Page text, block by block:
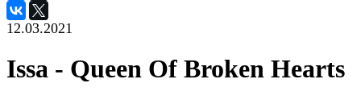
12.03.2021
Issa - Queen Of Broken Hearts